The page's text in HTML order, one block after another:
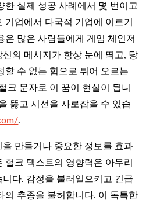
한 실제 성공 사례에서 몇 번이고
기업에서 다국적 기업에 이르기
은 많은 사람들에게 게임 체인저
의 메시지가 항상 눈에 띄고, 당
할 수 없는 힘으로 튀어 오르는
크 문자로 이 꿈이 현실이 됩니
뚫고 시선을 사로잡을 수 있습
.
만들거나 중요한 정보를 효과
헐크 텍스트의 영향력은 아무리
다. 감정을 불러일으키고 긴급
의 추종을 불허합니다. 이 독특한